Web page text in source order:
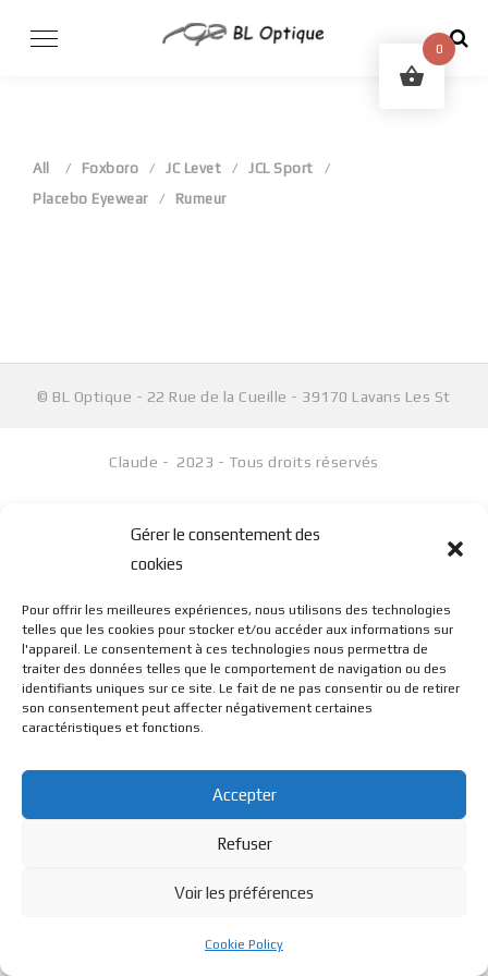
Gérer le consentement des
cookies
Pour offrir les meilleures expériences, nous utilisons des technologies
telles que les cookies pour stocker et/ou accéder aux informations sur
l'appareil. Le consentement à ces technologies nous permettra de
traiter des données telles que le comportement de navigation ou des
identifiants uniques sur ce site. Le fait de ne pas consentir ou de retirer
son consentement peut affecter négativement certaines
caractéristiques et fonctions.
Accepter
Refuser
Voir les préférences
Cookie Policy
All Foxboro JC Levet
JCL Sport
Placebo Eyewear
Rumeur
© BL Optique - 22 Rue de la Cueille - 39170 Lavans Les St
Claude - 2023 - Tous droits réservés
0